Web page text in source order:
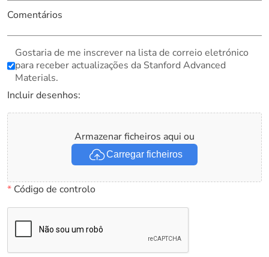
Comentários
Gostaria de me inscrever na lista de correio eletrónico
para receber actualizações da Stanford Advanced
Materials.
Incluir desenhos:
Armazenar ficheiros aqui ou
Carregar ficheiros
*Código de controlo